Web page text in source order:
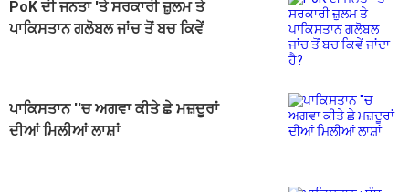
PoK ਦੀ ਜਨਤਾ 'ਤੇ ਸਰਕਾਰੀ ਜ਼ੁਲਮ ਤੇ
ਪਾਕਿਸਤਾਨ ਗਲੋਬਲ ਜਾਂਚ ਤੋਂ ਬਚ ਕਿਵੇਂ
ਪਾਕਿਸਤਾਨ ''ਚ ਅਗਵਾ ਕੀਤੇ ਛੇ ਮਜ਼ਦੂਰਾਂ
ਦੀਆਂ ਮਿਲੀਆਂ ਲਾਸ਼ਾਂ